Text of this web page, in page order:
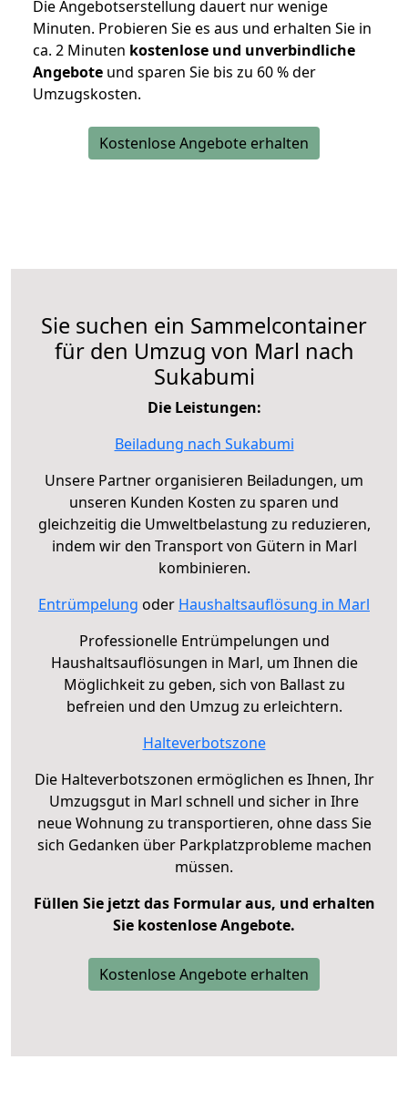
Die Angebotserstellung dauert nur wenige
Minuten. Probieren Sie es aus und erhalten Sie in
ca. 2 Minuten kostenlose und unverbindliche
Angebote und sparen Sie bis zu 60 % der
Umzugskosten.
Kostenlose Angebote erhalten
Sie suchen ein Sammelcontainer
für den Umzug von Marl nach
Sukabumi
Die Leistungen:
Beiladung nach Sukabumi
Unsere Partner organisieren Beiladungen, um
unseren Kunden Kosten zu sparen und
gleichzeitig die Umweltbelastung zu reduzieren,
indem wir den Transport von Gütern in Marl
kombinieren.
Entrümpelung oder Haushaltsauflösung in Marl
Professionelle Entrümpelungen und
Haushaltsauflösungen in Marl, um Ihnen die
Möglichkeit zu geben, sich von Ballast zu
befreien und den Umzug zu erleichtern.
Halteverbotszone
Die Halteverbotszonen ermöglichen es Ihnen, Ihr
Umzugsgut in Marl schnell und sicher in Ihre
neue Wohnung zu transportieren, ohne dass Sie
sich Gedanken über Parkplatzprobleme machen
müssen.
Füllen Sie jetzt das Formular aus, und erhalten
Sie kostenlose Angebote.
Kostenlose Angebote erhalten